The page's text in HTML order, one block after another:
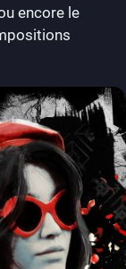
encore le